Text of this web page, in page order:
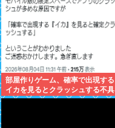
部屋作りゲーム、確率で出現する
イカを見るとクラッシュする不具
合が発生